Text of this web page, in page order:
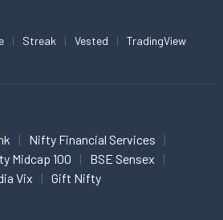
Streak Vested TradingView
Nifty Financial Services
Midcap 100
BSE Sensex
Vix Gift Nifty